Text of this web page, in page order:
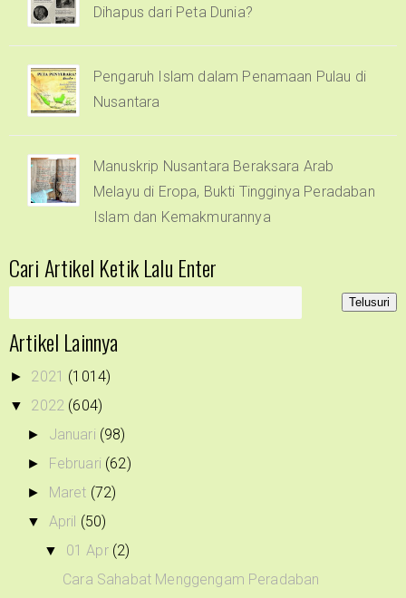
Dihapus dari Peta Dunia?
Pengaruh Islam dalam Penamaan Pulau di
Nusantara
Manuskrip Nusantara Beraksara Arab
Melayu di Eropa, Bukti Tingginya Peradaban
Islam dan Kemakmurannya
Cari Artikel Ketik Lalu Enter
Artikel Lainnya
► 2021 (1014)
▼ 2022 (604)
► Januari (98)
► Februari (62)
► Maret (72)
▼ April (50)
▼ 01 Apr (2)
Cara Sahabat Menggengam Peradaban